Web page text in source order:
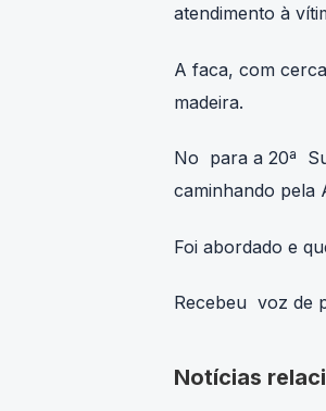
atendimento à
A faca, com
madeira.
No para a 20ª
caminhando pela
Foi abordado e
Recebeu voz de
Notícias